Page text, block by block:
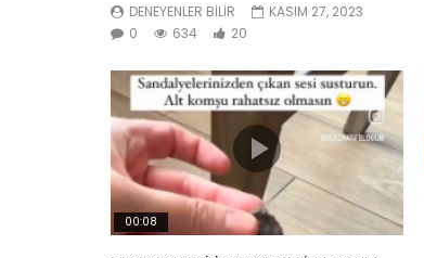
DENEYENLER BILIR
KASIM 27, 2023
0
634 20
00:08